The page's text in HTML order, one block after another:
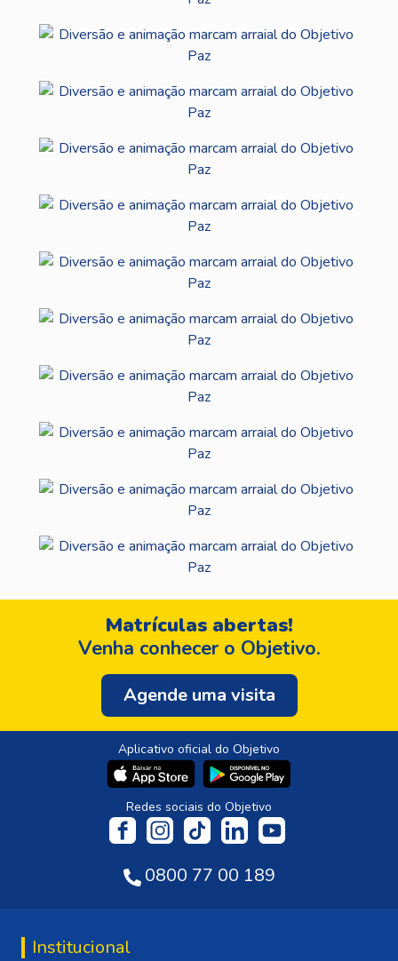
Matrículas abertas!
Venha conhecer o Objetivo.
Agende uma visita
Aplicativo oficial do Objetivo
Redes sociais do Objetivo
0800 77 00 189
Institucional